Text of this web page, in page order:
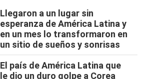
Llegaron a un lugar sin
esperanza de América Latina y
en un mes lo transformaron en
un sitio de sueños y sonrisas
El país de América Latina que
le dio un duro golpe a Corea